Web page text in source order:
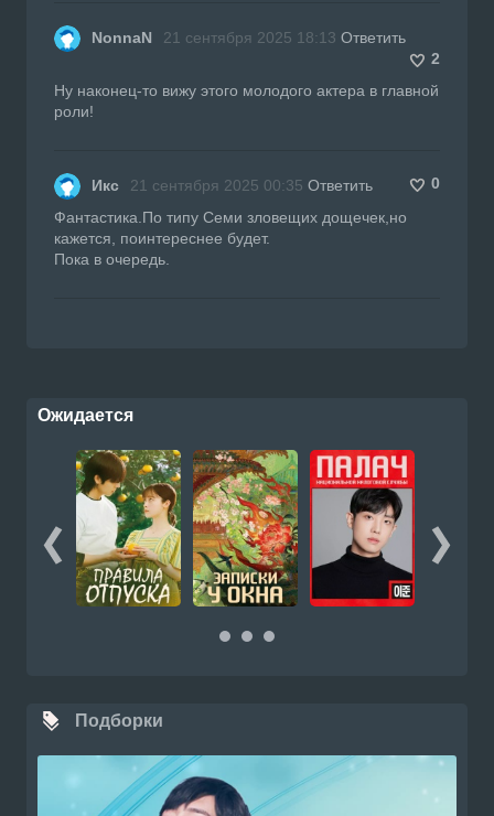
NonnaN 21 сентября 2025 18:13 Ответить
2
Ну наконец-то вижу этого молодого актера в главной
роли!
Икс 21 сентября 2025 00:35 Ответить
0
Фантастика.По типу Семи зловещих дощечек,но
кажется, поинтереснее будет.
Пока в очередь.
Ожидается
Подборки